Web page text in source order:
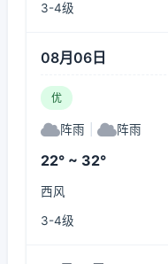
3-4级
08月06日
优
阵雨 阵雨
22° ~ 32°
西风
3-4级